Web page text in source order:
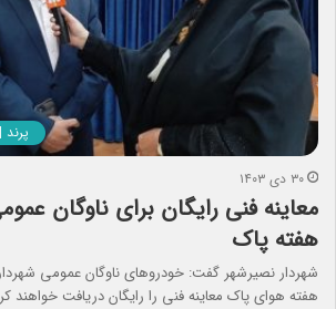
۳۰ دی ۱۴۰۳
معاینه فنی رایگان برای ناوگان
هفته پاک
شهردار نصیرشهر گفت: خودروهای ناوگان عمومی
هفته هوای پاک معاینه فنی را رایگان دریافت خواهند